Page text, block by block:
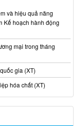
và hiệu quả năng
Kế hoạch hành động
mại trong tháng
gia (XT)
hóa chất (XT)